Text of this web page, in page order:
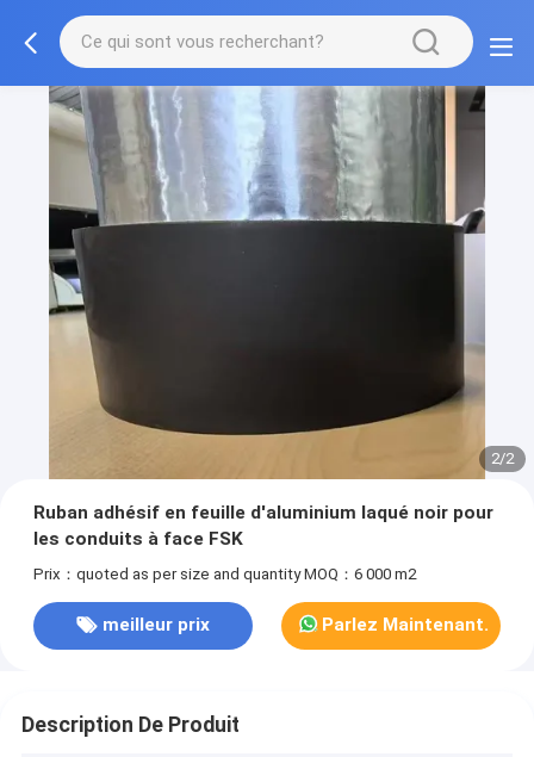
2/2
Ruban adhésif en feuille d'aluminium laqué noir pour
les conduits à face FSK
Prix：quoted as per size and quantity MOQ：6 000 m2
meilleur prix Parlez Maintenant.
Description De Produit